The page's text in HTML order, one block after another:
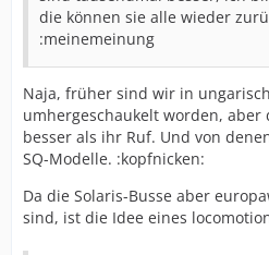
die können sie alle wieder
:meinemeinung
Naja, früher sind wir in
umhergeschaukelt worden,
besser als ihr Ruf. Und von
SQ-Modelle. :kopfnicken:
Da die Solaris-Busse aber
sind, ist die Idee eines